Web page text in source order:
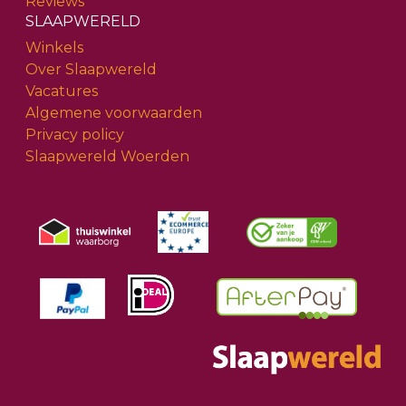
SLAAPWERELD
Winkels
Over Slaapwereld
Vacatures
Algemene voorwaarden
Privacy policy
Slaapwereld Woerden